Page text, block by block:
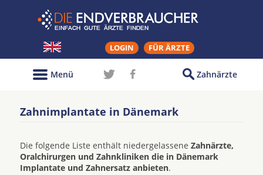
LOGIN FÜR ÄRZTE
Zahnärzte
Menü
Zahnimplantate in Dänemark
Die folgende Liste enthält niedergelassene Zahnärzte,
Oralchirurgen und Zahnkliniken die in Dänemark
Implantate und Zahnersatz anbieten.